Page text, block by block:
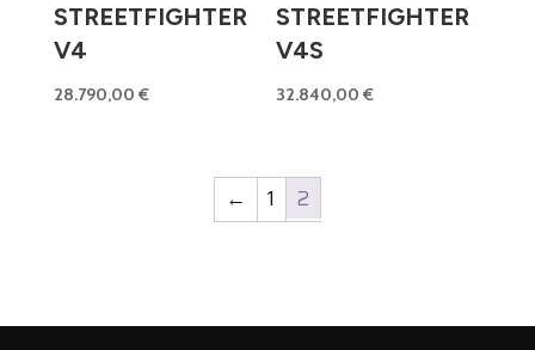
STREETFIGHTER
V4
28.790,00 €
STREETFIGHTER
V4S
32.840,00€
← 1 2